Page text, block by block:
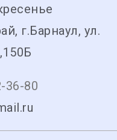
г.Барнаул, ул.
36-80